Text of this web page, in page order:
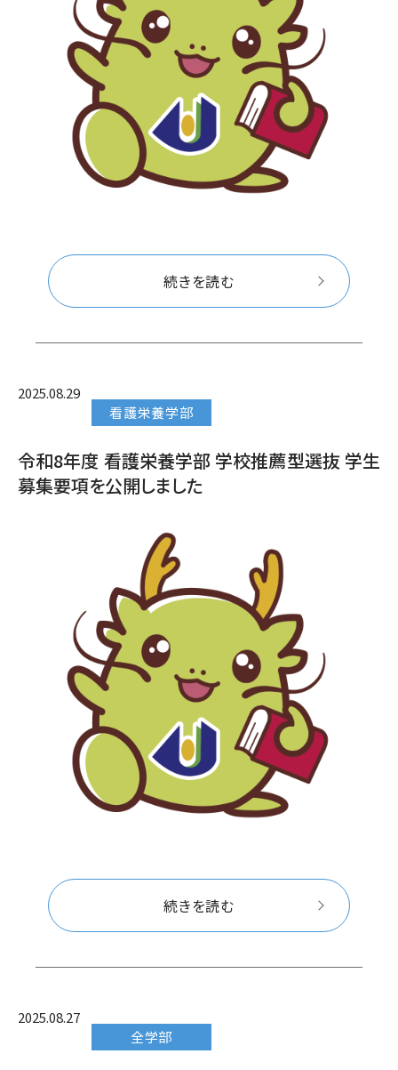
続きを読む
2025.08.29
看護栄養学部
令和8年度 看護栄養学部 学校推薦型選抜 学生
募集要項を公開しました
続きを読む
2025.08.27
全学部